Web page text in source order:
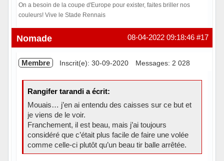
On a besoin de la coupe d'Europe pour exister, faites briller nos
couleurs! Vive le Stade Rennais
Hors ligne #17
08-04-2022 09:18:46
Nomade
Membre Inscrit(e): 30-09-2020 Messages: 2 028
Rangifer tarandi a écrit:
Mouais… j’en ai entendu des caisses sur ce but et
je viens de le voir.
Franchement, il est beau, mais j’ai toujours
considéré que c’était plus facile de faire une volée
comme celle-ci plutôt qu’un beau tir balle arrêtée.